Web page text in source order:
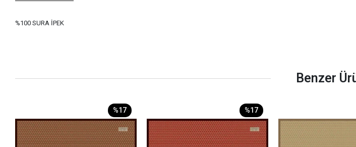
%100 SURA İPEK
Benzer
%17 %17